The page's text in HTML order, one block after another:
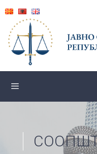
content